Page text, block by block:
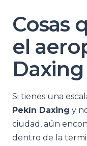
Cosas
el
Daxing
Si tienes una
Pekín Daxing y
ciudad, aún
dentro de la